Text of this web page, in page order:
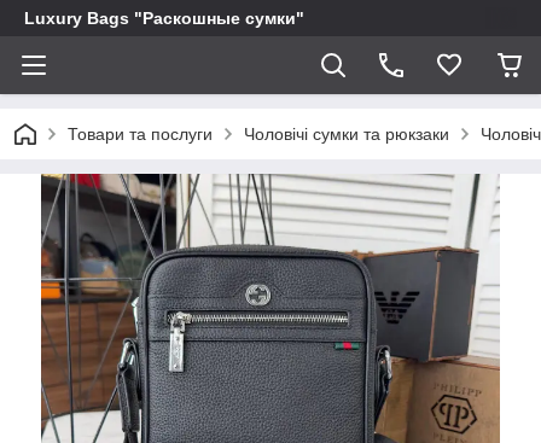
Luxury Bags "Раскошные сумки"
Товари та послуги Чоловічі сумки та рюкзаки